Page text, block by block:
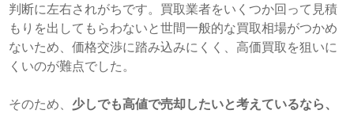
判断に左右されがちです。買取業者をいくつか回って見積
もりを出してもらわないと世間一般的な買取相場がつかめ
ないため、価格交渉に踏み込みにくく、高価買取を狙いに
くいのが難点でした。
そのため、 少しでも高値で売却したいと考えているなら、